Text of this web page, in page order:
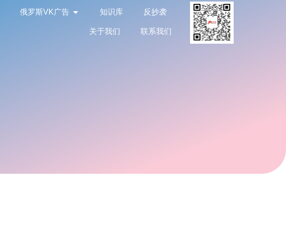
俄罗斯VK广告 知识库 反抄袭
关于我们 联系我们